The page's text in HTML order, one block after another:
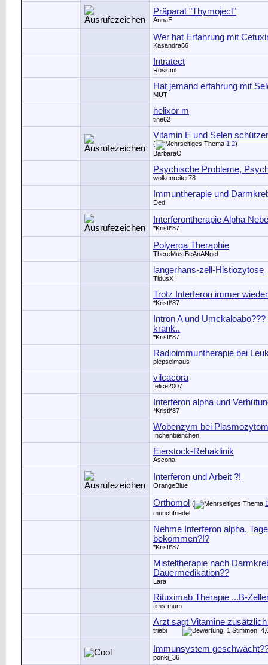
Präparat "Thymoject"
AnnaE
Wer hat Erfahrung mit
Kasandra66
Intratect
Rosicml
Hat jemand erfahrung mit
MUT
helixor m
tine62
Vitamin E und Selen
( 1 2)
BarbaraO
Psychische Probleme,
wolkenreiter78
Immuntherapie und
Ded
Interferontherapie Alpha
*Kristl*87
Polyerga Theraphie
ThereMustBeAnANgel
langerhans-zell-Histiozytose
TidusX
Trotz Interferon immer
*Kristl*87
Intron A und
krank..
*Kristl*87
Radioimmuntherapie bei
piepselmaus
vilcacora
felice2007
Interferon alpha und
*Kristl*87
Wobenzym bei
Inchenbienchen
Eierstock-Rehaklinik
Ascona
Interferon und Arbeit ?!
OrangeBlue
Orthomol (
1
münchfriedel
Nehme Interferon alpha,
bekommen?!?
*Kristl*87
Misteltherapie nach
Dauermedikation??
Lara
Rituximab Therapie ...B-
tims-mum
Arzt sagt Vitamine
triebi
Immunsystem
ponki_36